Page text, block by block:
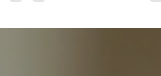
poderosa de posicionamiento en un mercado
altamente competido.